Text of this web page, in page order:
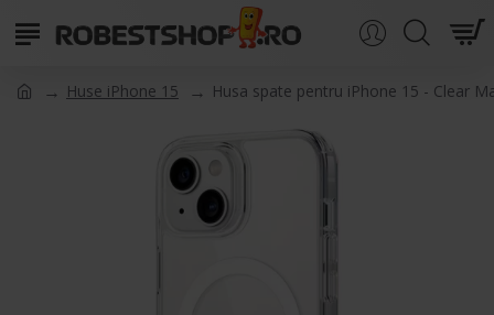
Huse iPhone 15 Husa spate pentru iPhone 15 - Clear